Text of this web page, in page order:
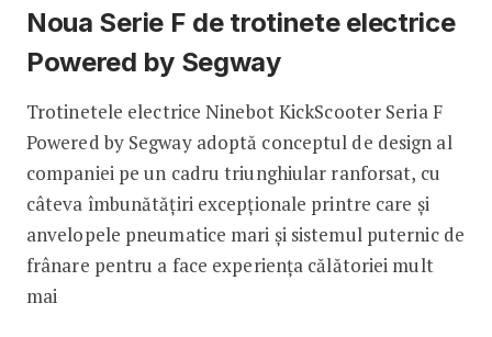
Noua Serie F de trotinete electrice
Powered by Segway
Trotinetele electrice Ninebot KickScooter Seria F
Powered by Segway adoptă conceptul de design al
companiei pe un cadru triunghiular ranforsat, cu
câteva îmbunătățiri excepționale printre care și
anvelopele pneumatice mari și sistemul puternic de
frânare pentru a face experiența călătoriei mult
mai